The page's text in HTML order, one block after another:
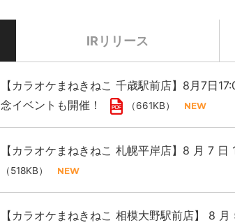
IRリリース
【カラオケまねきねこ 千歳駅前店】8月7日
念イベントも開催！
（661KB）
【カラオケまねきねこ 札幌平岸店】8 月 7
（518KB）
【カラオケまねきねこ 相模大野駅前店】 8